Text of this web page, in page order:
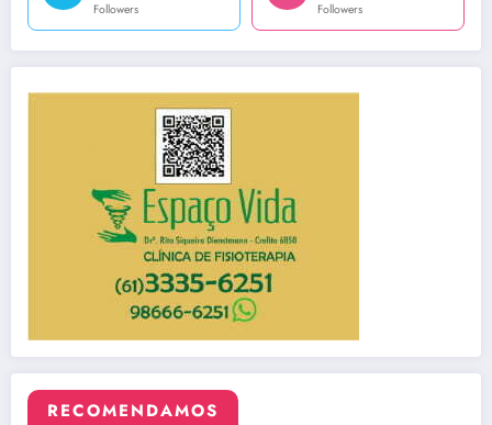
Followers Followers
RECOMENDAMOS